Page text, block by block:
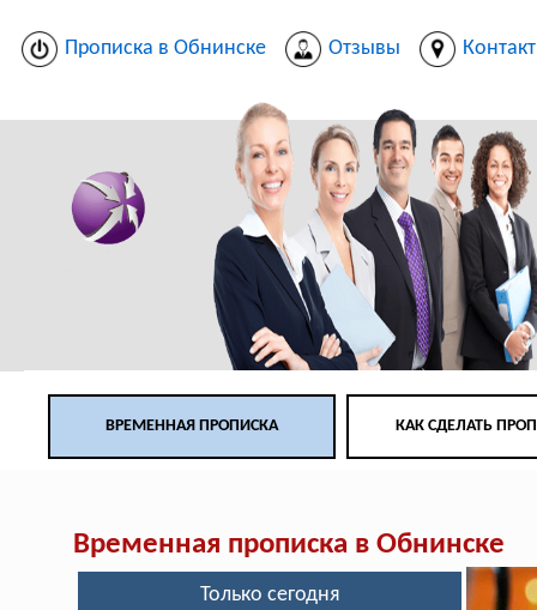
Прописка в Обнинске Отзывы
ВРЕМЕННАЯ ПРОПИСКА КАК СДЕЛАТЬ
Временная прописка в Обнинске
Только сегодня